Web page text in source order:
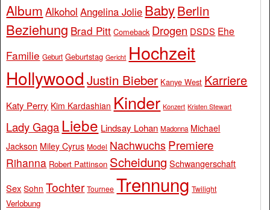
Album Alkohol Angelina Jolie BabyBerlin
Beziehung Brad Pitt Comeback Drogen DSDS Ehe
Familie Geburt Geburtstag Gericht Hochzeit
Hollywood Justin Bieber Kanye West Karriere
Katy Perry Kim Kardashian Kinder Konzert Kristen Stewart
Lady Gaga Liebe Lindsay Lohan Madonna Michael
Jackson Miley Cyrus Model Nachwuchs Premiere
Rihanna Robert Pattinson Scheidung Schwangerschaft
Sex Sohn Tochter Tournee Trennung Twilight
Verlobung